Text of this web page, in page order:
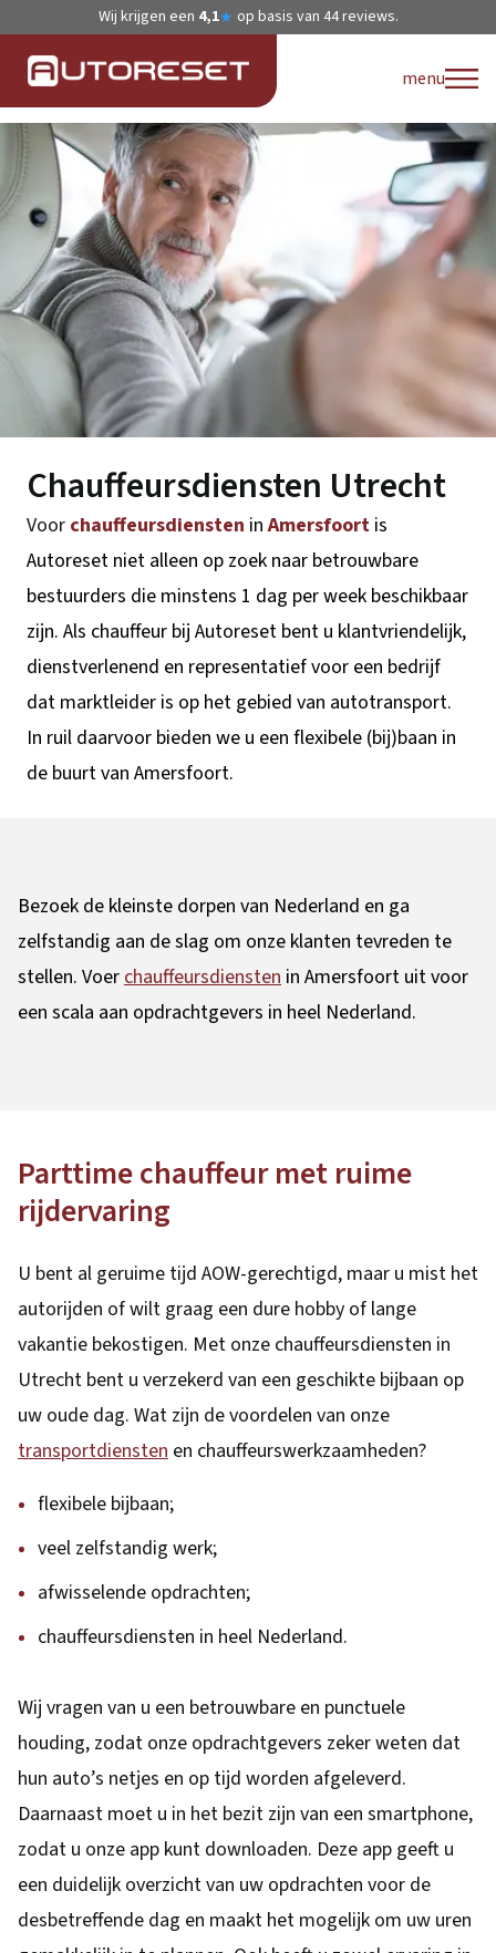
Wij krijgen een 4,1★ op basis van 44reviews.
menu
Chauffeursdiensten Utrecht
Voor chauffeursdiensten inAmersfoort is
Autoreset niet alleen op zoek naar betrouwbare
bestuurders die minstens 1 dag per week beschikbaar
zijn. Als chauffeur bij Autoreset bent u klantvriendelijk,
dienstverlenend en representatief voor een bedrijf
dat marktleider is op het gebied van autotransport.
In ruil daarvoor bieden we u een flexibele (bij)baan in
de buurt van Amersfoort.
Bezoek de kleinste dorpen van Nederland en ga
zelfstandig aan de slag om onze klanten tevreden te
stellen. Voerchauffeursdiensten in Amersfoort uit voor
een scala aan opdrachtgevers in heel Nederland.
Parttime chauffeur met ruime
rijdervaring
U bent al geruime tijd AOW-gerechtigd, maar u mist het
autorijden of wilt graag een dure hobby of lange
vakantie bekostigen. Met onze chauffeursdiensten in
Utrecht bent u verzekerd van een geschikte bijbaan op
uw oude dag. Wat zijn de voordelen van onze
transportdiensten en chauffeurswerkzaamheden?
flexibele bijbaan;
veel zelfstandig werk;
afwisselende opdrachten;
chauffeursdiensten in heel Nederland.
Wij vragen van u een betrouwbare en punctuele
houding, zodat onze opdrachtgevers zeker weten dat
hun auto’s netjes en op tijd worden afgeleverd.
Daarnaast moet u in het bezit zijn van een smartphone,
zodat u onze app kunt downloaden. Deze app geeft u
een duidelijk overzicht van uw opdrachten voor de
desbetreffende dag en maakt het mogelijk om uw uren